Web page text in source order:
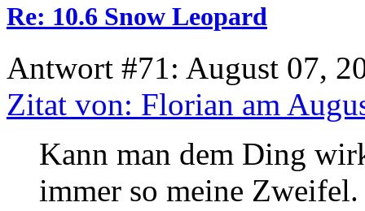
Re: 10.6 Snow Leopard
Antwort #71: August 07,
Zitat von: Florian am
Kann man dem Ding
immer so meine Zweifel.